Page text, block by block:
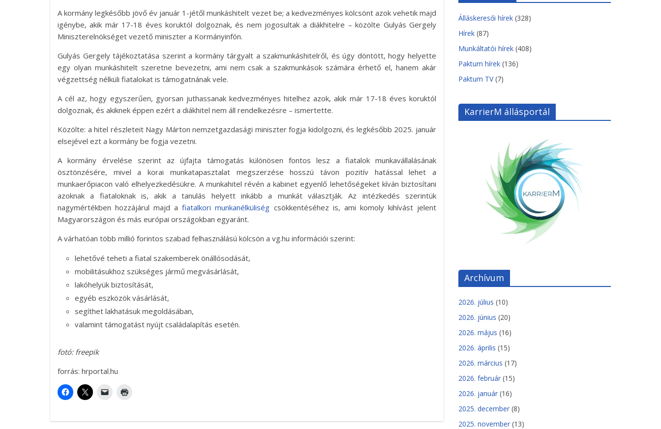
A kormány legkésőbb jövő év január 1-jétől munkáshitelt vezet be; a kedvezményes kölcsönt azok vehetik majd
igénybe, akik már 17-18 éves koruktól dolgoznak, és nem jogosultak a diákhitelre – közölte Gulyás Gergely
Miniszterelnökséget vezető miniszter a Kormányinfón.
Gulyás Gergely tájékoztatása szerint a kormány tárgyalt a szakmunkáshitelről, és úgy döntött, hogy helyette
egy olyan munkáshitelt szeretne bevezetni, ami nem csak a szakmunkások számára érhető el, hanem akár
végzettség nélküli fiatalokat is támogatnának vele.
A cél az, hogy egyszerűen, gyorsan juthassanak kedvezményes hitelhez azok, akik már 17-18 éves koruktól
dolgoznak, és akiknek éppen ezért a diákhitel nem áll rendelkezésre – ismertette.
Közölte: a hitel részleteit Nagy Márton nemzetgazdasági miniszter fogja kidolgozni, és legkésőbb 2025. január
elsejével ezt a kormány be fogja vezetni.
A kormány érvelése szerint az újfajta támogatás különösen fontos lesz a fiatalok munkavállalásának
ösztönzésére, mivel a korai munkatapasztalat megszerzése hosszú távon pozitív hatással lehet a
munkaerőpiacon való elhelyezkedésükre. A munkahitel révén a kabinet egyenlő lehetőségeket kíván biztosítani
azoknak a fiataloknak is, akik a tanulás helyett inkább a munkát választják. Az intézkedés szerintük
nagymértékben hozzájárul majd afiatalkori munkanélküliség csökkentéséhez is, ami komoly kihívást jelent
Magyarországon és más európai országokban egyaránt.
A várhatóan több millió forintos szabad felhasználású kölcsön a vg.hu információi szerint:
lehetővé teheti a fiatal szakemberek önállósodását,
mobilitásukhoz szükséges jármű megvásárlását,
lakóhelyük biztosítását,
egyéb eszközök vásárlását,
segíthet lakhatásuk megoldásában,
valamint támogatást nyújt családalapítás esetén.
fotó: freepik
forrás: hrportal.hu
Álláskeresői hírek (328)
Hírek (87)
Munkáltatói hírek (408)
Paktum hírek (136)
Paktum TV(7)
KarrierM állásportál
Archívum
2026. július (10)
2026. június (20)
2026. május (16)
2026. április (15)
2026. március (17)
2026. február (15)
2026. január (16)
2025. december (8)
2025. november (13)